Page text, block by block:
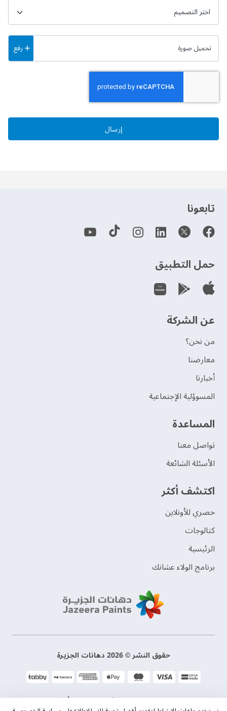
تحميل صورة رفع
إرسال
‫تابعونا‬
حمل التطبيق
عن الشركة
من نحن؟
‫معارضنا‬
‫أخبارنا‬
المسوؤلية الإجتماعية
‫المساعدة‬
تواصل معنا
الأسئلة الشائعة
اكتشف أكثر
حصري للأونلاين
‫كتالوجات‬
الرئيسية
برنامج الولاء عشانك
حقوق النشر © 2026 دهانات الجزيرة
سياسة الخصوصية الشروط و الأحكام